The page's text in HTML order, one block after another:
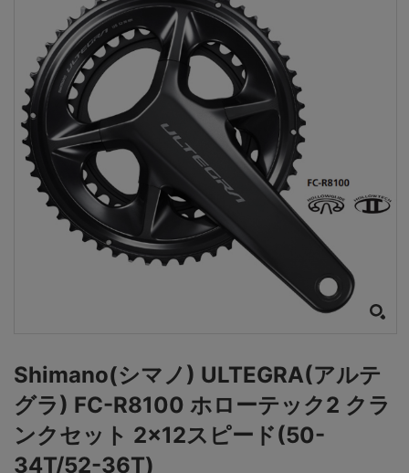
Shimano(シマノ) ULTEGRA(アルテ
グラ) FC-R8100 ホローテック2 クラ
ンクセット 2×12スピード(50-
34T/52-36T)